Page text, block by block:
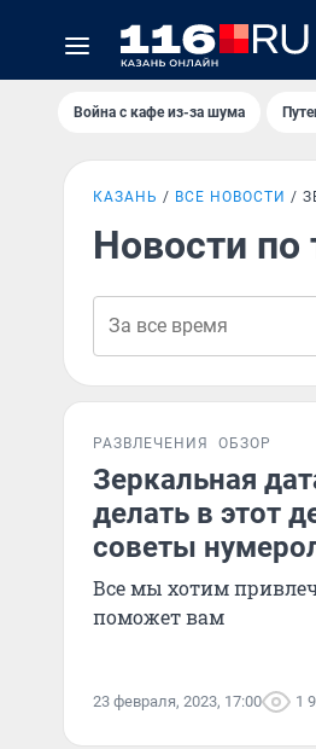
Война с кафе из-за шума
КАЗАНЬ ВСЕ НОВОСТИ
Новости по
РАЗВЛЕЧЕНИЯ ОБЗОР
Зеркальная
делать в этот
советы
Все мы хотим
поможет вам
23 февраля, 2023, 17:00 1